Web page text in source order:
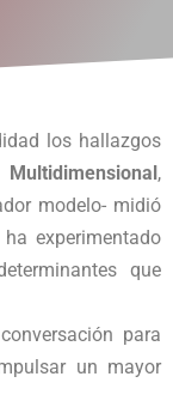
los hallazgos
,
modelo- midió
experimentado
que
para
un mayor